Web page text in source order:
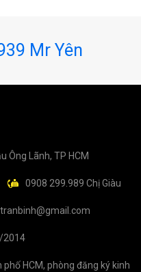
Mr Yên
Ông Lãnh, TP HCM
0908 299.989 Chị Giàu
2014
HCM, phòng đăng ký kinh